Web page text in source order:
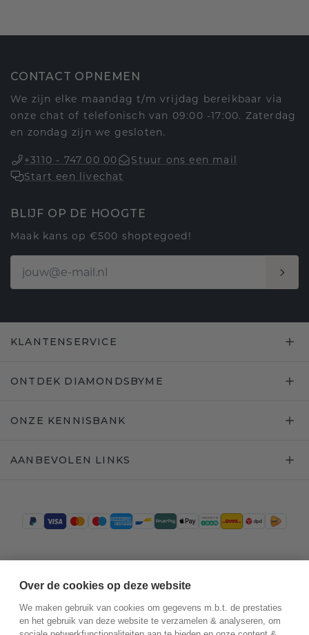
CONTACT OPNEMEN
We zijn elke maandag t/m vrijdag bereikbaar via
onze chat of telefonisch van 09:00 -17:00. Zaterdag
en zondag zijn we gesloten.
+3110 - 747 00 00
Stuur ons een mail
Start een livechat
BLIJF OP DE HOOGTE
Maak kans op €500 shoptegoed!
KLANTENSERVICE
ONTDEK DIAMONDSBYME
ONZE KENNISBANK
AANBEVOLEN LINKS
Over de cookies op deze website
We maken gebruik van cookies om gegevens m.b.t. de prestaties
en het gebruik van deze website te verzamelen & analyseren, om